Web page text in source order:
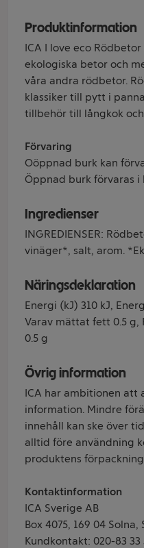
Produktinformation
ICA I love eco
ekologiska betor och
våra andra rödbetor.
klassiker till pytt i
tillbehör till långkok
Förvaring
Oöppnad burk kan
Öppnad burk förvaras i
Ingredienser
INGREDIENSER:
vinäger*, salt, arom.
Näringsdeklaration
Energi (kJ) 310 kJ,
Varav mättat fett 0.5 g,
0.5 g
Övrig information
ICA har ambitionen att
information. Mindre
innehåll kan ske över
alltid före användning
produktens
Kontaktinformation
ICA Sverige AB
Box 4075, 169 04 Solna,
Kundkontakt: 020-83 33